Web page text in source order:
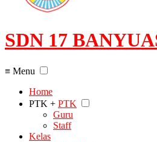
SDN 17
≡ Menu
Home
PTK + PTK
Guru
Staff
Kelas